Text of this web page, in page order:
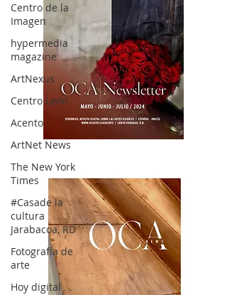
Centro de la
Imagen
hypermedia
magazine
ArtNexus
Centro León
Acento
ArtNet News
The New York
Times
#Casade la
cultura
Jarabacoa, RD
Fotografía de
arte
Hoy digital
OCA|News 32/ Mayo-Junio-Julio, 2023